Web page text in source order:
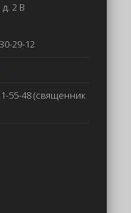
2 В
29-12
55-48 (священник